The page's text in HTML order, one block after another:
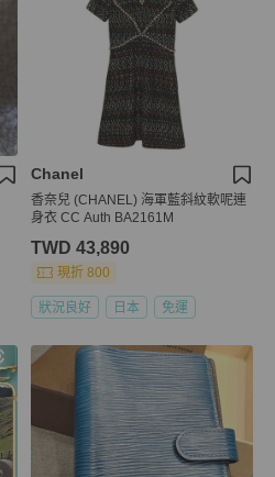
Chanel
香奈兒 (CHANEL) 海軍藍斜紋軟呢連
身衣 CC Auth BA2161M
TWD 43,890
現折 800
狀況良好 日本 免運